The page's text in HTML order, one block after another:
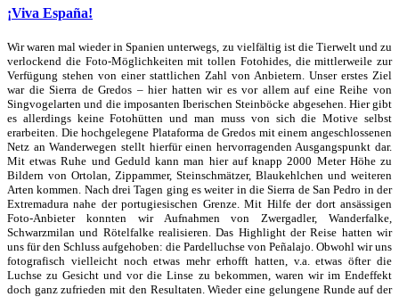
¡Viva España!
Wir waren mal wieder in Spanien unterwegs, zu vielfältig ist die Tierwelt und zu
verlockend die Foto-Möglichkeiten mit tollen Fotohides, die mittlerweile zur
Verfügung stehen von einer stattlichen Zahl von Anbietern. Unser erstes Ziel
war die Sierra de Gredos – hier hatten wir es vor allem auf eine Reihe von
Singvogelarten und die imposanten Iberischen Steinböcke abgesehen. Hier gibt
es allerdings keine Fotohütten und man muss von sich die Motive selbst
erarbeiten. Die hochgelegene Plataforma de Gredos mit einem angeschlossenen
Netz an Wanderwegen stellt hierfür einen hervorragenden Ausgangspunkt dar.
Mit etwas Ruhe und Geduld kann man hier auf knapp 2000 Meter Höhe zu
Bildern von Ortolan, Zippammer, Steinschmätzer, Blaukehlchen und weiteren
Arten kommen. Nach drei Tagen ging es weiter in die Sierra de San Pedro in der
Extremadura nahe der portugiesischen Grenze. Mit Hilfe der dort ansässigen
Foto-Anbieter konnten wir Aufnahmen von Zwergadler, Wanderfalke,
Schwarzmilan und Rötelfalke realisieren. Das Highlight der Reise hatten wir
uns für den Schluss aufgehoben: die Pardelluchse von Peñalajo. Obwohl wir uns
fotografisch vielleicht noch etwas mehr erhofft hatten, v.a. etwas öfter die
Luchse zu Gesicht und vor die Linse zu bekommen, waren wir im Endeffekt
doch ganz zufrieden mit den Resultaten. Wieder eine gelungene Runde auf der